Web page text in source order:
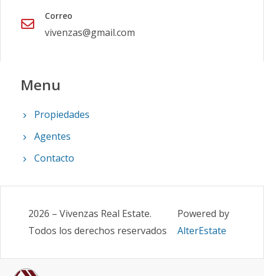
Correo
vivenzas@gmail.com
Menu
Propiedades
Agentes
Contacto
2026 – Vivenzas Real Estate.
Todos los derechos reservados
Powered by
AlterEstate